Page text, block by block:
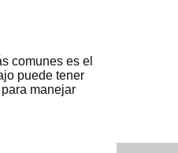
comunes es el
puede tener
manejar